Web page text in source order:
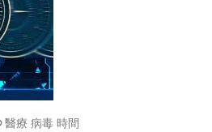
醫療 病毒時間